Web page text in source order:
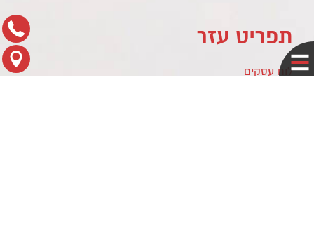
תפריט עזר
לוח עסקים